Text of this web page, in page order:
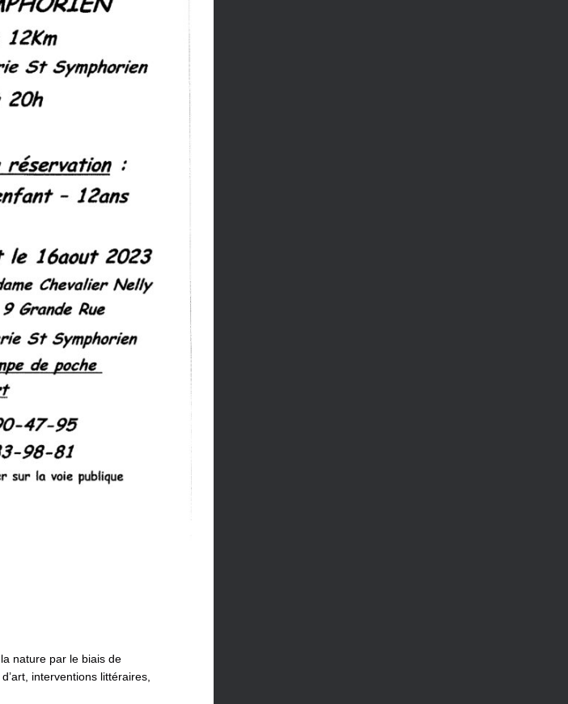
nature par le biais de
interventions littéraires,